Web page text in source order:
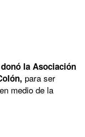
la Asociación
para ser
medio de la